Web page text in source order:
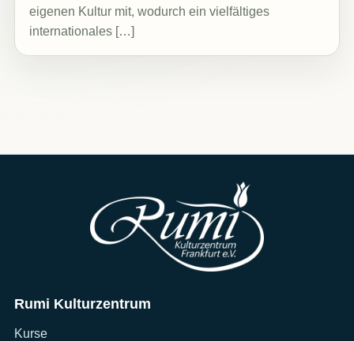
eigenen Kultur mit, wodurch ein vielfältiges
internationales […]
Rumi Kulturzentrum
Kurse